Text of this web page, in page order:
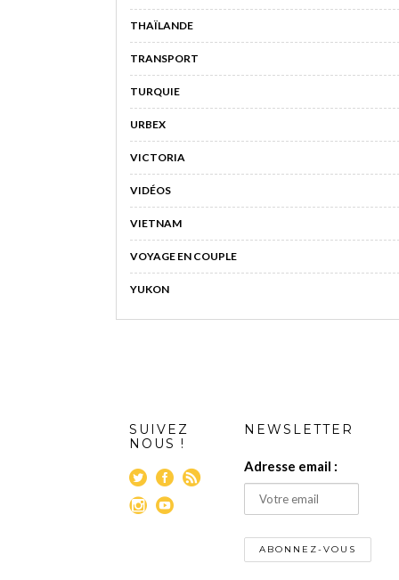
THAÏLANDE
TRANSPORT
TURQUIE
URBEX
VICTORIA
VIDÉOS
VIETNAM
VOYAGE EN COUPLE
YUKON
SUIVEZ
NOUS !
NEWSLETTER
Adresse email :